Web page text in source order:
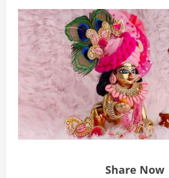
Share Now